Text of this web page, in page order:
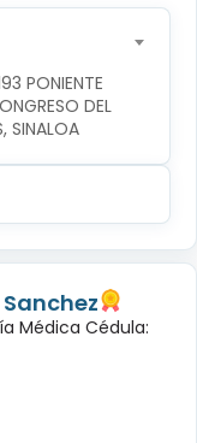
PONIENTE
DEL
SINALOA
Médica Cédula: